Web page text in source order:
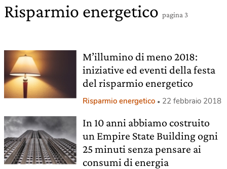
Risparmio energetico pagina 3
M’illumino di meno 2018:
iniziative ed eventi della festa
del risparmio energetico
Risparmio energetico 22 febbraio 2018
In 10 anni abbiamo costruito
un Empire State Building ogni
25 minuti senza pensare ai
consumi di energia